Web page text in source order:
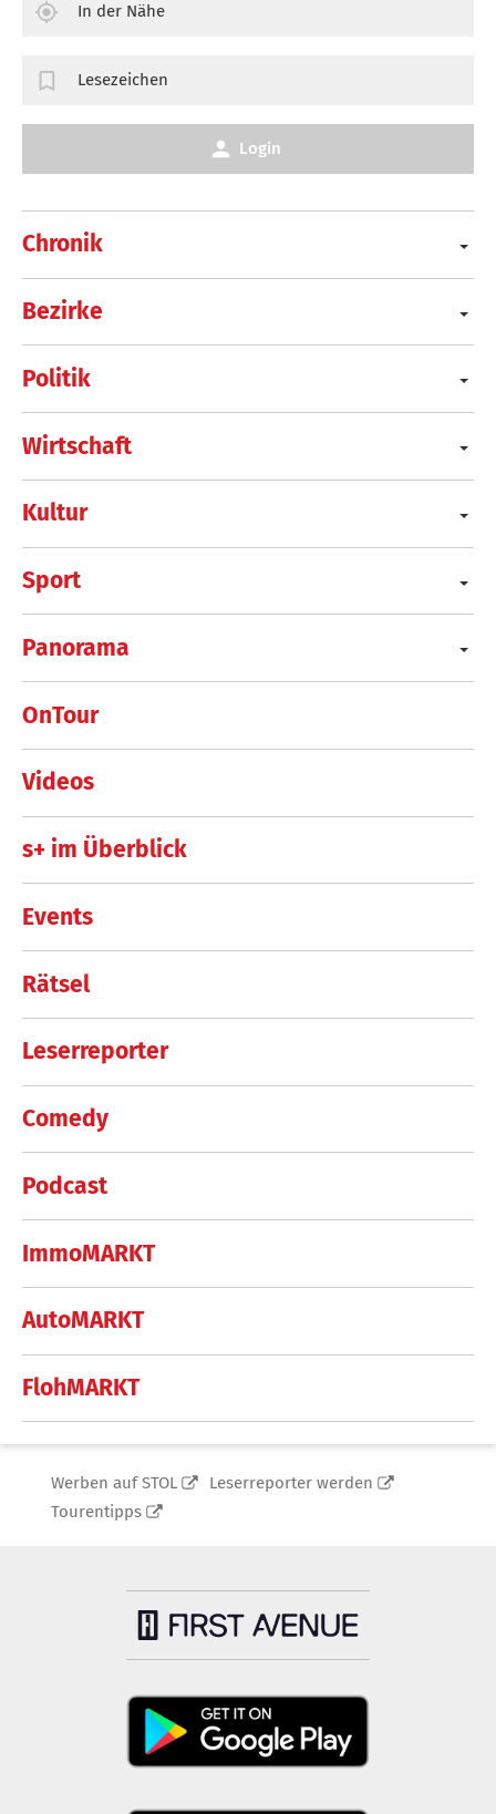
Chronik
Bezirke
Politik
Wirtschaft
Kultur
Sport
Panorama
OnTour
Videos
s+ im Überblick
Events
Rätsel
Leserreporter
Comedy
Podcast
ImmoMARKT
AutoMARKT
FlohMARKT
In der Nähe
Lesezeichen
Login
Werben auf STOL
Leserreporter werden
Tourentipps